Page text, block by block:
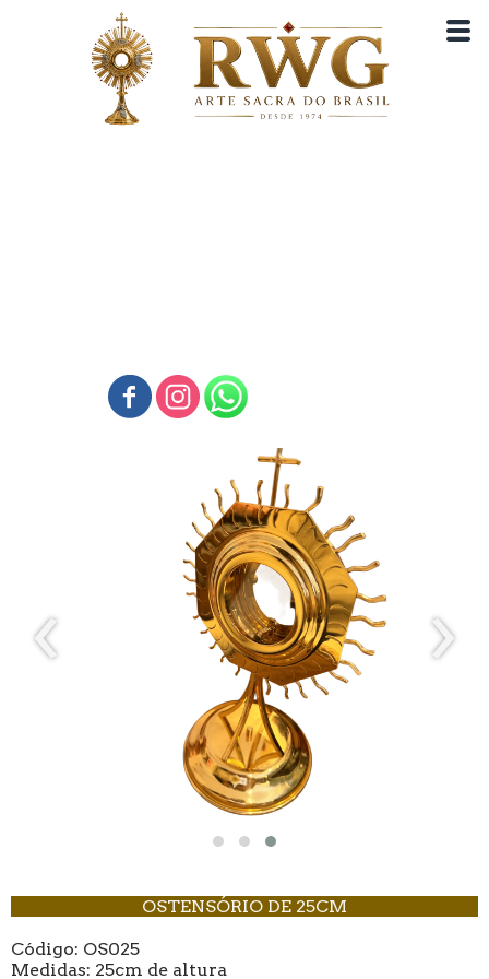
‹ ›
OSTENSÓRIO DE 25CM
Código: OS025
Medidas: 25cm de altura